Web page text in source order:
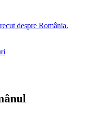
despre România.